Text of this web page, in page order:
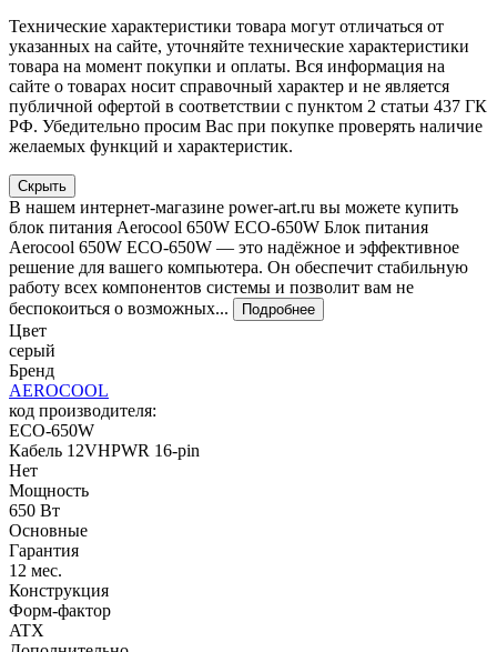
Технические характеристики товара могут отличаться от
указанных на сайте, уточняйте технические характеристики
товара на момент покупки и оплаты. Вся информация на
сайте о товарах носит справочный характер и не является
публичной офертой в соответствии с пунктом 2 статьи 437 ГК
РФ. Убедительно просим Вас при покупке проверять наличие
желаемых функций и характеристик.
Скрыть
В нашем интернет-магазине power-art.ru вы можете купить
блок питания Aerocool 650W ECO-650W Блок питания
Aerocool 650W ECO-650W — это надёжное и эффективное
решение для вашего компьютера. Он обеспечит стабильную
работу всех компонентов системы и позволит вам не
беспокоиться о возможных...
Подробнее
Цвет
серый
Бренд
AEROCOOL
код производителя:
ECO-650W
Кабель 12VHPWR 16-pin
Нет
Мощность
650 Вт
Основные
Гарантия
12 мес.
Конструкция
Форм-фактор
ATX